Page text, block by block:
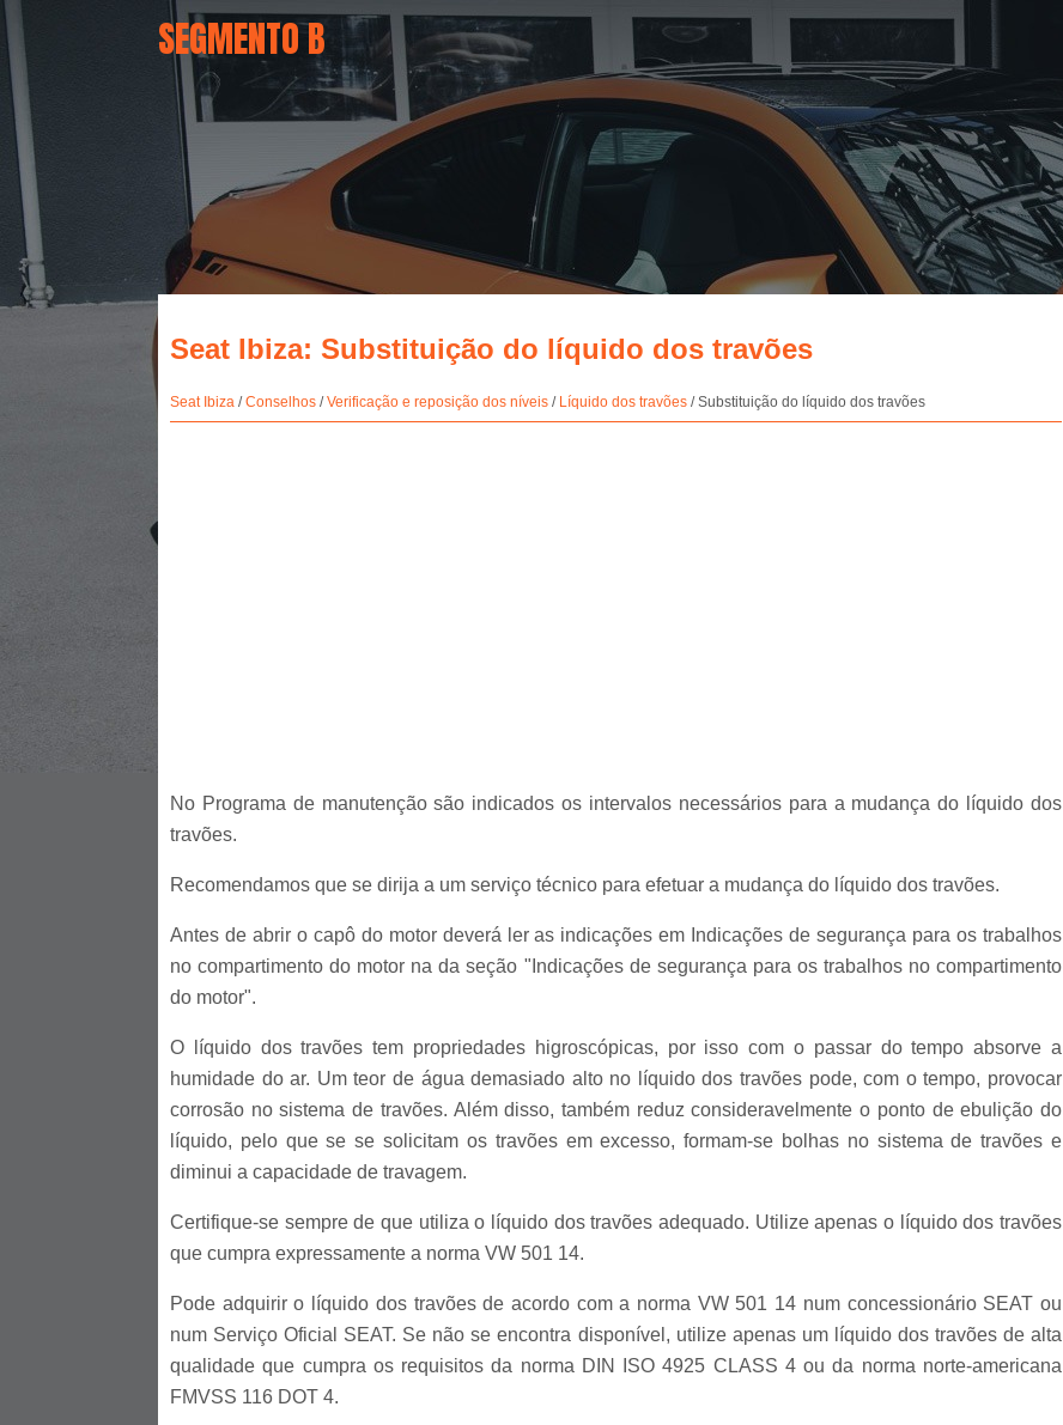
SEGMENTO B
Seat Ibiza: Substituição do líquido dos travões
Seat Ibiza /Conselhos /Verificação e reposição dos níveis / Líquido dos travões / Substituição do líquido dos travões
No Programa de manutenção são indicados os intervalos necessários para a mudança do líquido dos
travões.
Recomendamos que se dirija a um serviço técnico para efetuar a mudança do líquido dos travões.
Antes de abrir o capô do motor deverá ler as indicações em Indicações de segurança para os trabalhos
no compartimento do motor na da seção "Indicações de segurança para os trabalhos no compartimento
do motor".
O líquido dos travões tem propriedades higroscópicas, por isso com o passar do tempo absorve a
humidade do ar. Um teor de água demasiado alto no líquido dos travões pode, com o tempo, provocar
corrosão no sistema de travões. Além disso, também reduz consideravelmente o ponto de ebulição do
líquido, pelo que se se solicitam os travões em excesso, formam-se bolhas no sistema de travões e
diminui a capacidade de travagem.
Certifique-se sempre de que utiliza o líquido dos travões adequado. Utilize apenas o líquido dos travões
que cumpra expressamente a norma VW 501 14.
Pode adquirir o líquido dos travões de acordo com a norma VW 501 14 num concessionário SEAT ou
num Serviço Oficial SEAT. Se não se encontra disponível, utilize apenas um líquido dos travões de alta
qualidade que cumpra os requisitos da norma DIN ISO 4925 CLASS 4 ou da norma norte-americana
FMVSS 116 DOT 4.